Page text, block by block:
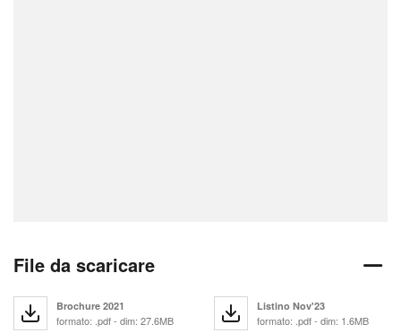
File da scaricare
Brochure 2021
formato: .pdf - dim: 27.6MB
Listino Nov'23
formato: .pdf - dim: 1.6MB